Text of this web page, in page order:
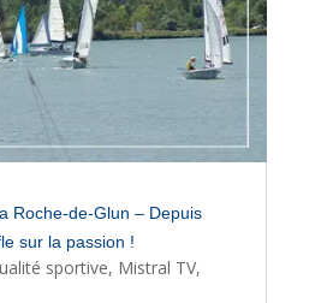
Roche-de-Glun – Depuis
sur la passion !
sportive, Mistral TV,